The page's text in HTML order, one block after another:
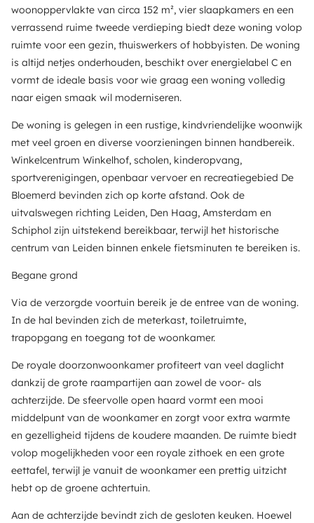
woonoppervlakte van circa 152 m², vier slaapkamers en een
verrassend ruime tweede verdieping biedt deze woning volop
ruimte voor een gezin, thuiswerkers of hobbyisten. De woning
is altijd netjes onderhouden, beschikt over energielabel C en
vormt de ideale basis voor wie graag een woning volledig
naar eigen smaak wil moderniseren.
De woning is gelegen in een rustige, kindvriendelijke woonwijk
met veel groen en diverse voorzieningen binnen handbereik.
Winkelcentrum Winkelhof, scholen, kinderopvang,
sportverenigingen, openbaar vervoer en recreatiegebied De
Bloemerd bevinden zich op korte afstand. Ook de
uitvalswegen richting Leiden, Den Haag, Amsterdam en
Schiphol zijn uitstekend bereikbaar, terwijl het historische
centrum van Leiden binnen enkele fietsminuten te bereiken is.
Begane grond
Via de verzorgde voortuin bereik je de entree van de woning.
In de hal bevinden zich de meterkast, toiletruimte,
trapopgang en toegang tot de woonkamer.
De royale doorzonwoonkamer profiteert van veel daglicht
dankzij de grote raampartijen aan zowel de voor- als
achterzijde. De sfeervolle open haard vormt een mooi
middelpunt van de woonkamer en zorgt voor extra warmte
en gezelligheid tijdens de koudere maanden. De ruimte biedt
volop mogelijkheden voor een royale zithoek en een grote
eettafel, terwijl je vanuit de woonkamer een prettig uitzicht
hebt op de groene achtertuin.
Aan de achterzijde bevindt zich de gesloten keuken. Hoewel